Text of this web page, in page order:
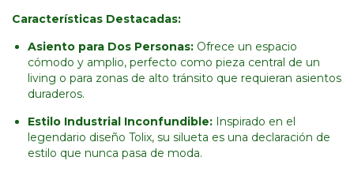
Características Destacadas:
Asiento para Dos Personas: Ofrece un espacio
cómodo y amplio, perfecto como pieza central de un
living o para zonas de alto tránsito que requieran asientos
duraderos.
Estilo Industrial Inconfundible: Inspirado en el
legendario diseño Tolix, su silueta es una declaración de
estilo que nunca pasa de moda.